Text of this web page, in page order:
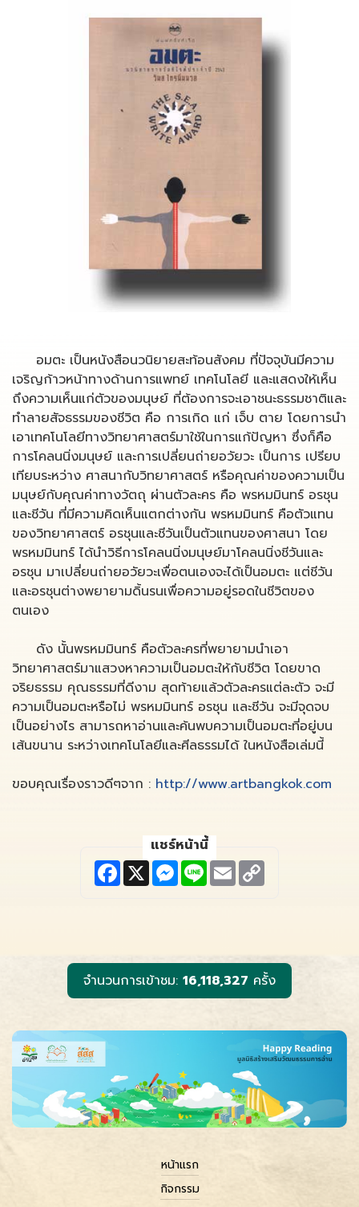
อมตะ เป็นหนังสือนวนิยายสะท้อนสังคม ที่ปัจจุบันมีความ
เจริญก้าวหน้าทางด้านการแพทย์ เทคโนโลยี และแสดงให้เห็น
ถึงความเห็นแก่ตัวของมนุษย์ ที่ต้องการจะเอาชนะธรรมชาติและ
ทำลายสัจธรรมของชีวิต คือ การเกิด แก่ เจ็บ ตาย โดยการนำ
เอาเทคโนโลยีทางวิทยาศาสตร์มาใช้ในการแก้ปัญหา ซึ่งก็คือ
การโคลนนิ่งมนุษย์ และการเปลี่ยนถ่ายอวัยวะ เป็นการ เปรียบ
เทียบระหว่าง ศาสนากับวิทยาศาสตร์ หรือคุณค่าของความเป็น
มนุษย์กับคุณค่าทางวัตถุ ผ่านตัวละคร คือ พรหมมินทร์ อรชุน
และชีวัน ที่มีความคิดเห็นแตกต่างกัน พรหมมินทร์ คือตัวแทน
ของวิทยาศาสตร์ อรชุนและชีวันเป็นตัวแทนของศาสนา โดย
พรหมมินทร์ ได้นำวิธีการโคลนนิ่งมนุษย์มาโคลนนิ่งชีวันและ
อรชุน มาเปลี่ยนถ่ายอวัยวะเพื่อตนเองจะได้เป็นอมตะ แต่ชีวัน
และอรชุนต่างพยายามดิ้นรนเพื่อความอยู่รอดในชีวิตของ
ตนเอง
ดัง นั้นพรหมมินทร์ คือตัวละครที่พยายามนำเอา
วิทยาศาสตร์มาแสวงหาความเป็นอมตะให้กับชีวิต โดยขาด
จริยธรรม คุณธรรมที่ดีงาม สุดท้ายแล้วตัวละครแต่ละตัว จะมี
ความเป็นอมตะหรือไม่ พรหมมินทร์ อรชุน และชีวัน จะมีจุดจบ
เป็นอย่างไร สามารถหาอ่านและค้นพบความเป็นอมตะที่อยู่บน
เส้นขนาน ระหว่างเทคโนโลยีและศีลธรรมได้ ในหนังสือเล่มนี้
ขอบคุณเรื่องราวดีๆจาก : http://www.artbangkok.com
แชร์หน้านี้
F
a
c
X M
e
s
r
L
n
E
m
a
k
จำนวนการเข้าชม: 16,118,327 ครั้ง
หน้าแรก
กิจกรรม